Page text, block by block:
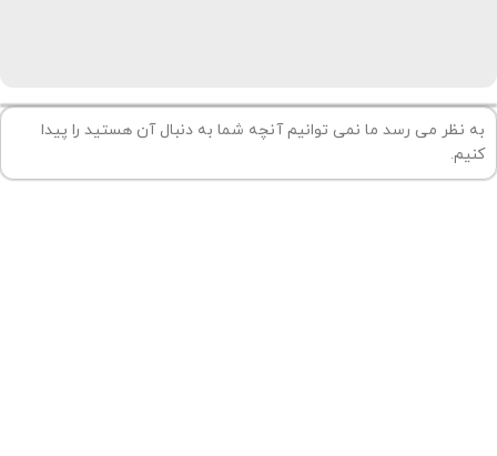
به نظر می رسد ما نمی توانیم آنچه شما به دنبال آن هستید را پیدا
کنیم.